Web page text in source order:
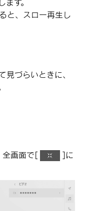
す。
と、スロー再生し
見づらいときに、
全画面で[‍ ‍]に